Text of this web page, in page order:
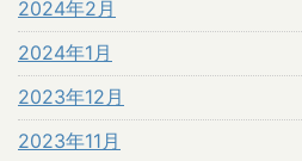
2024年2月
2024年1月
2023年12月
2023年11月